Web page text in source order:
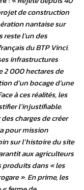
de construction
nantaise sur
reste l’un des
du BTP Vinci.
infrastructures
2 000 hectares de
d’un bocage d’une
à ces réalités, les
l’injustifiable.
charges de créer
pour mission
sur l’histoire du site
aux agriculteurs
dans « les
». En prime, les